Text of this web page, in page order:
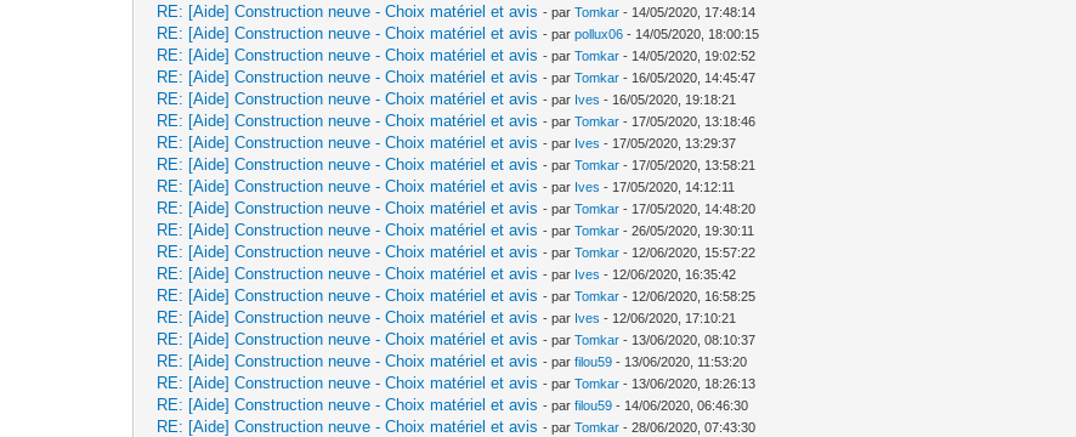
RE: [Aide] Construction neuve - Choix matériel et avis - parTomkar - 14/05/2020, 17:48:14
RE: [Aide] Construction neuve - Choix matériel et avis - parpollux06 - 14/05/2020, 18:00:15
RE: [Aide] Construction neuve - Choix matériel et avis - parTomkar - 14/05/2020, 19:02:52
RE: [Aide] Construction neuve - Choix matériel et avis - parTomkar - 16/05/2020, 14:45:47
RE: [Aide] Construction neuve - Choix matériel et avis - par Ives - 16/05/2020, 19:18:21
RE: [Aide] Construction neuve - Choix matériel et avis - parTomkar - 17/05/2020, 13:18:46
RE: [Aide] Construction neuve - Choix matériel et avis - par Ives - 17/05/2020, 13:29:37
RE: [Aide] Construction neuve - Choix matériel et avis - parTomkar - 17/05/2020, 13:58:21
RE: [Aide] Construction neuve - Choix matériel et avis - par Ives - 17/05/2020, 14:12:11
RE: [Aide] Construction neuve - Choix matériel et avis - parTomkar - 17/05/2020, 14:48:20
RE: [Aide] Construction neuve - Choix matériel et avis - parTomkar - 26/05/2020, 19:30:11
RE: [Aide] Construction neuve - Choix matériel et avis - parTomkar - 12/06/2020, 15:57:22
RE: [Aide] Construction neuve - Choix matériel et avis - par Ives - 12/06/2020, 16:35:42
RE: [Aide] Construction neuve - Choix matériel et avis - parTomkar - 12/06/2020, 16:58:25
RE: [Aide] Construction neuve - Choix matériel et avis - par Ives - 12/06/2020, 17:10:21
RE: [Aide] Construction neuve - Choix matériel et avis - parTomkar - 13/06/2020, 08:10:37
RE: [Aide] Construction neuve - Choix matériel et avis - parfilou59 - 13/06/2020, 11:53:20
RE: [Aide] Construction neuve - Choix matériel et avis - parTomkar - 13/06/2020, 18:26:13
RE: [Aide] Construction neuve - Choix matériel et avis - parfilou59 - 14/06/2020, 06:46:30
RE: [Aide] Construction neuve - Choix matériel et avis - parTomkar - 28/06/2020, 07:43:30